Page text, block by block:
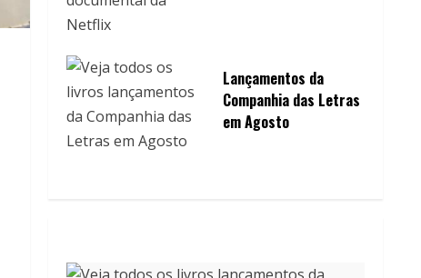
Lançamentos da
Companhia das Letras
em Agosto